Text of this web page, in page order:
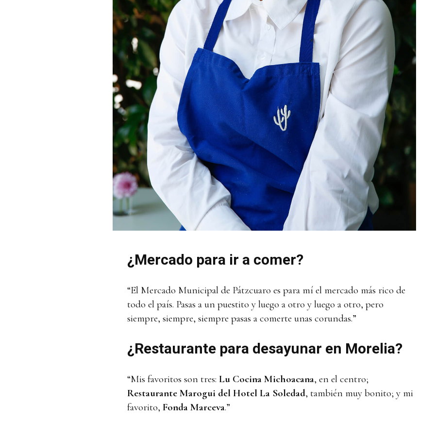
¿Mercado para ir a comer?
“El Mercado Municipal de Pátzcuaro es para mí el mercado más rico de
todo el país. Pasas a un puestito y luego a otro y luego a otro, pero
siempre, siempre, siempre pasas a comerte unas corundas.”
¿Restaurante para desayunar en Morelia?
“Mis favoritos son tres: Lu Cocina Michoacana, en el centro;
Restaurante Marogui del Hotel La Soledad, también muy bonito; y mi
favorito, Fonda Marceva.”